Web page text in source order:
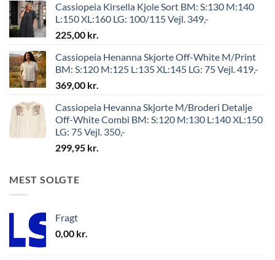
Cassiopeia Kirsella Kjole Sort BM: S:130 M:140
L:150 XL:160 LG: 100/115 Vejl. 349,-
225,00 kr.
Cassiopeia Henanna Skjorte Off-White M/Print
BM: S:120 M:125 L:135 XL:145 LG: 75 Vejl. 419,-
369,00 kr.
Cassiopeia Hevanna Skjorte M/Broderi Detalje
Off-White Combi BM: S:120 M:130 L:140 XL:150
LG: 75 Vejl. 350,-
299,95 kr.
MEST SOLGTE
Fragt
0,00 kr.